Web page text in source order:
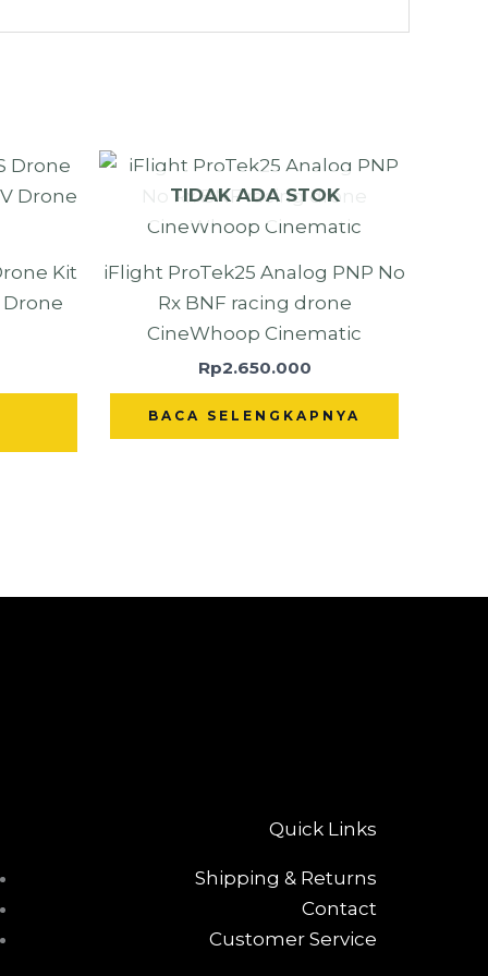
Kit
Drone
TIDAK ADA STOK
iFlight ProTek25 Analog PNP No
Rx BNF racing drone
CineWhoop Cinematic
Rp2.650.000
BACA SELENGKAPNYA
Quick Links
Shipping & Returns
Contact
Customer Service